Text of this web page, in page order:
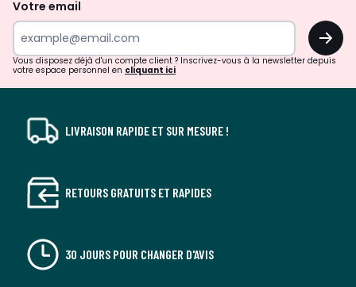
surprises?
Votre email
OK
Vous disposez déjà d'un compte client ? Inscrivez-vous à la newsletter depuis
votre espace personnel en cliquant ici
LIVRAISON RAPIDE ET SUR MESURE !
RETOURS GRATUITS ET RAPIDES
30 JOURS POUR CHANGER D'AVIS